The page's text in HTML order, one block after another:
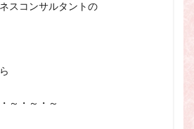
スコンサルタントの
～・～・～
ンセリング
ション
なりたい、スピリチュアル・カウンセリ